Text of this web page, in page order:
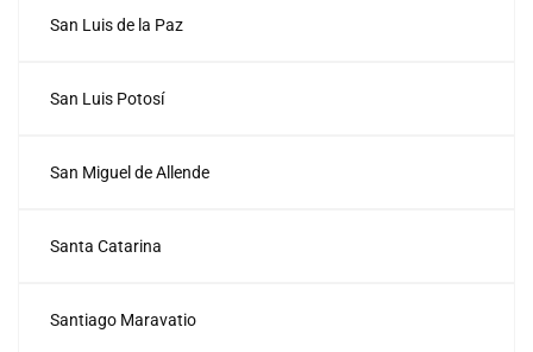
San Luis de la Paz
San Luis Potosí
San Miguel de Allende
Santa Catarina
Santiago Maravatio